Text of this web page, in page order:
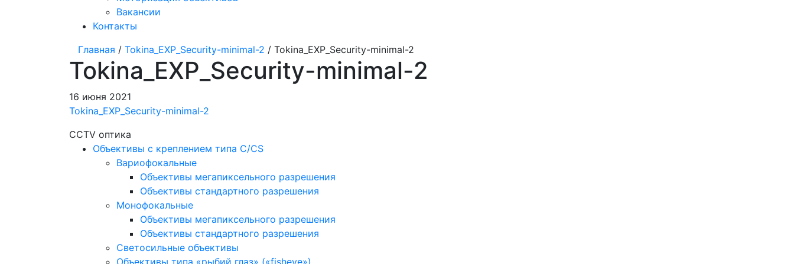
Вакансии
Контакты
Главная / Tokina_EXP_Security-minimal-2 / Tokina_EXP_Security-minimal-2
Tokina_EXP_Security-minimal-2
16 июня 2021
Tokina_EXP_Security-minimal-2
CCTV оптика
Объективы с креплением типа C/CS
Вариофокальные
Объективы мегапиксельного разрешения
Объективы стандартного разрешения
Монофокальные
Объективы мегапиксельного разрешения
Объективы стандартного разрешения
Светосильные объективы
Объективы типа «рыбий глаз» («fisheye»)